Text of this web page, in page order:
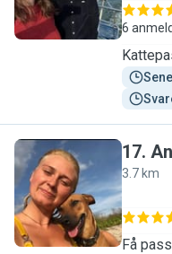
6
A
17.
3.7 km
Få